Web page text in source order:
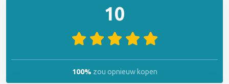
10
100% zou opnieuw kopen